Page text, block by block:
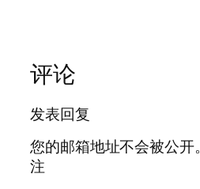
评论
发表回复
您的邮箱地址不会被公开。
注